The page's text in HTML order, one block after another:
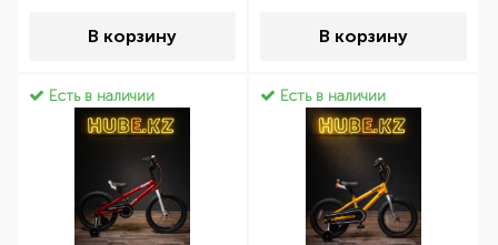
В корзину В корзину
Есть в наличии Есть в наличии